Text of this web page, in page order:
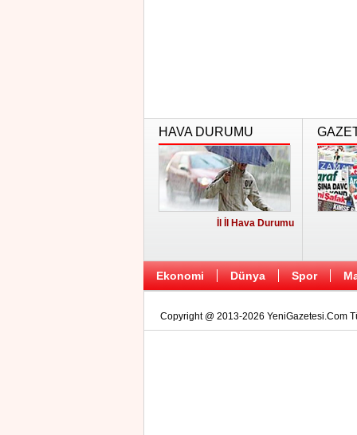
HAVA DURUMU
İl İl Hava Durumu
Ekonomi Dünya Spor
Copyright @ 2013-2026 YeniGazetesi.Com